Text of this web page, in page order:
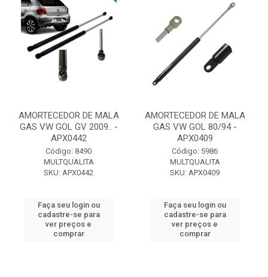
AMORTECEDOR DE MALA
GAS VW GOL GV 2009.. -
APX0442
Código: 8490
MULTQUALITA
SKU: APX0442
Faça seu login ou
cadastre-se para
ver preços e
comprar
AMORTECEDOR DE MALA
GAS VW GOL 80/94 -
APX0409
Código: 5986
MULTQUALITA
SKU: APX0409
Faça seu login ou
cadastre-se para
ver preços e
comprar